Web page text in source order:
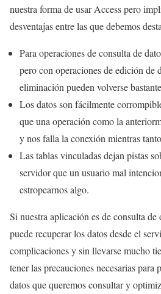
nuestra forma de usar Access pero
desventajas entre las que debemos
Para operaciones de consulta de
pero con operaciones de edición de
eliminación pueden volverse
Los datos son fácilmente
que una operación como la
y nos falla la conexión mientras
Las tablas vinculadas dejan pistas
servidor que un usuario mal
estropearnos algo.
Si nuestra aplicación es de consulta de
puede recuperar los datos desde el
complicaciones y sin llevarse mucho
tener las precauciones necesarias para
datos que queremos consultar y